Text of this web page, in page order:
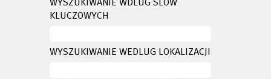
WYSZUKIWANIE WDLUG SLÓW
KLUCZOWYCH
WYSZUKIWANIE WEDLUG LOKALIZACJI